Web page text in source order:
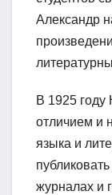
Александр
В 1925 году
отличием и
языка и
журналах и